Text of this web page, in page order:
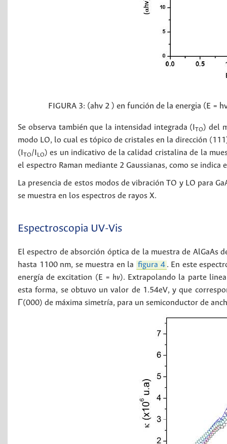
FIGURA 3: (ahv 2 ) en función de la energia (E =
Se observa también que la intensidad integrada (ITO) del
modo LO, lo cual es tópico de cristales en la dirección
(I TO/I LO) es un indicativo de la calidad cristalina de la
el espectro Raman mediante 2 Gaussianas, como se indica
La presencia de estos modos de vibración TO y LO para
se muestra en los espectros de rayos X.
Espectroscopia UV-Vis
El espectro de absorción óptica de la muestra de
hasta 1100 nm, se muestra en la figura 4 . En este
energía de excitation (E = hv). Extrapolando la parte
esta forma, se obtuvo un valor de 1.54eV, y que
Γ(000) de máxima simetría, para un semiconductor de